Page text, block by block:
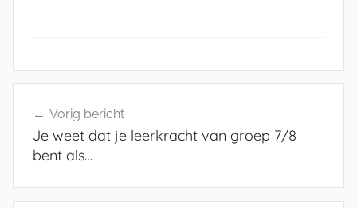
navigatie
Vorig bericht
Je weet dat je leerkracht van groep 7/8
bent als…